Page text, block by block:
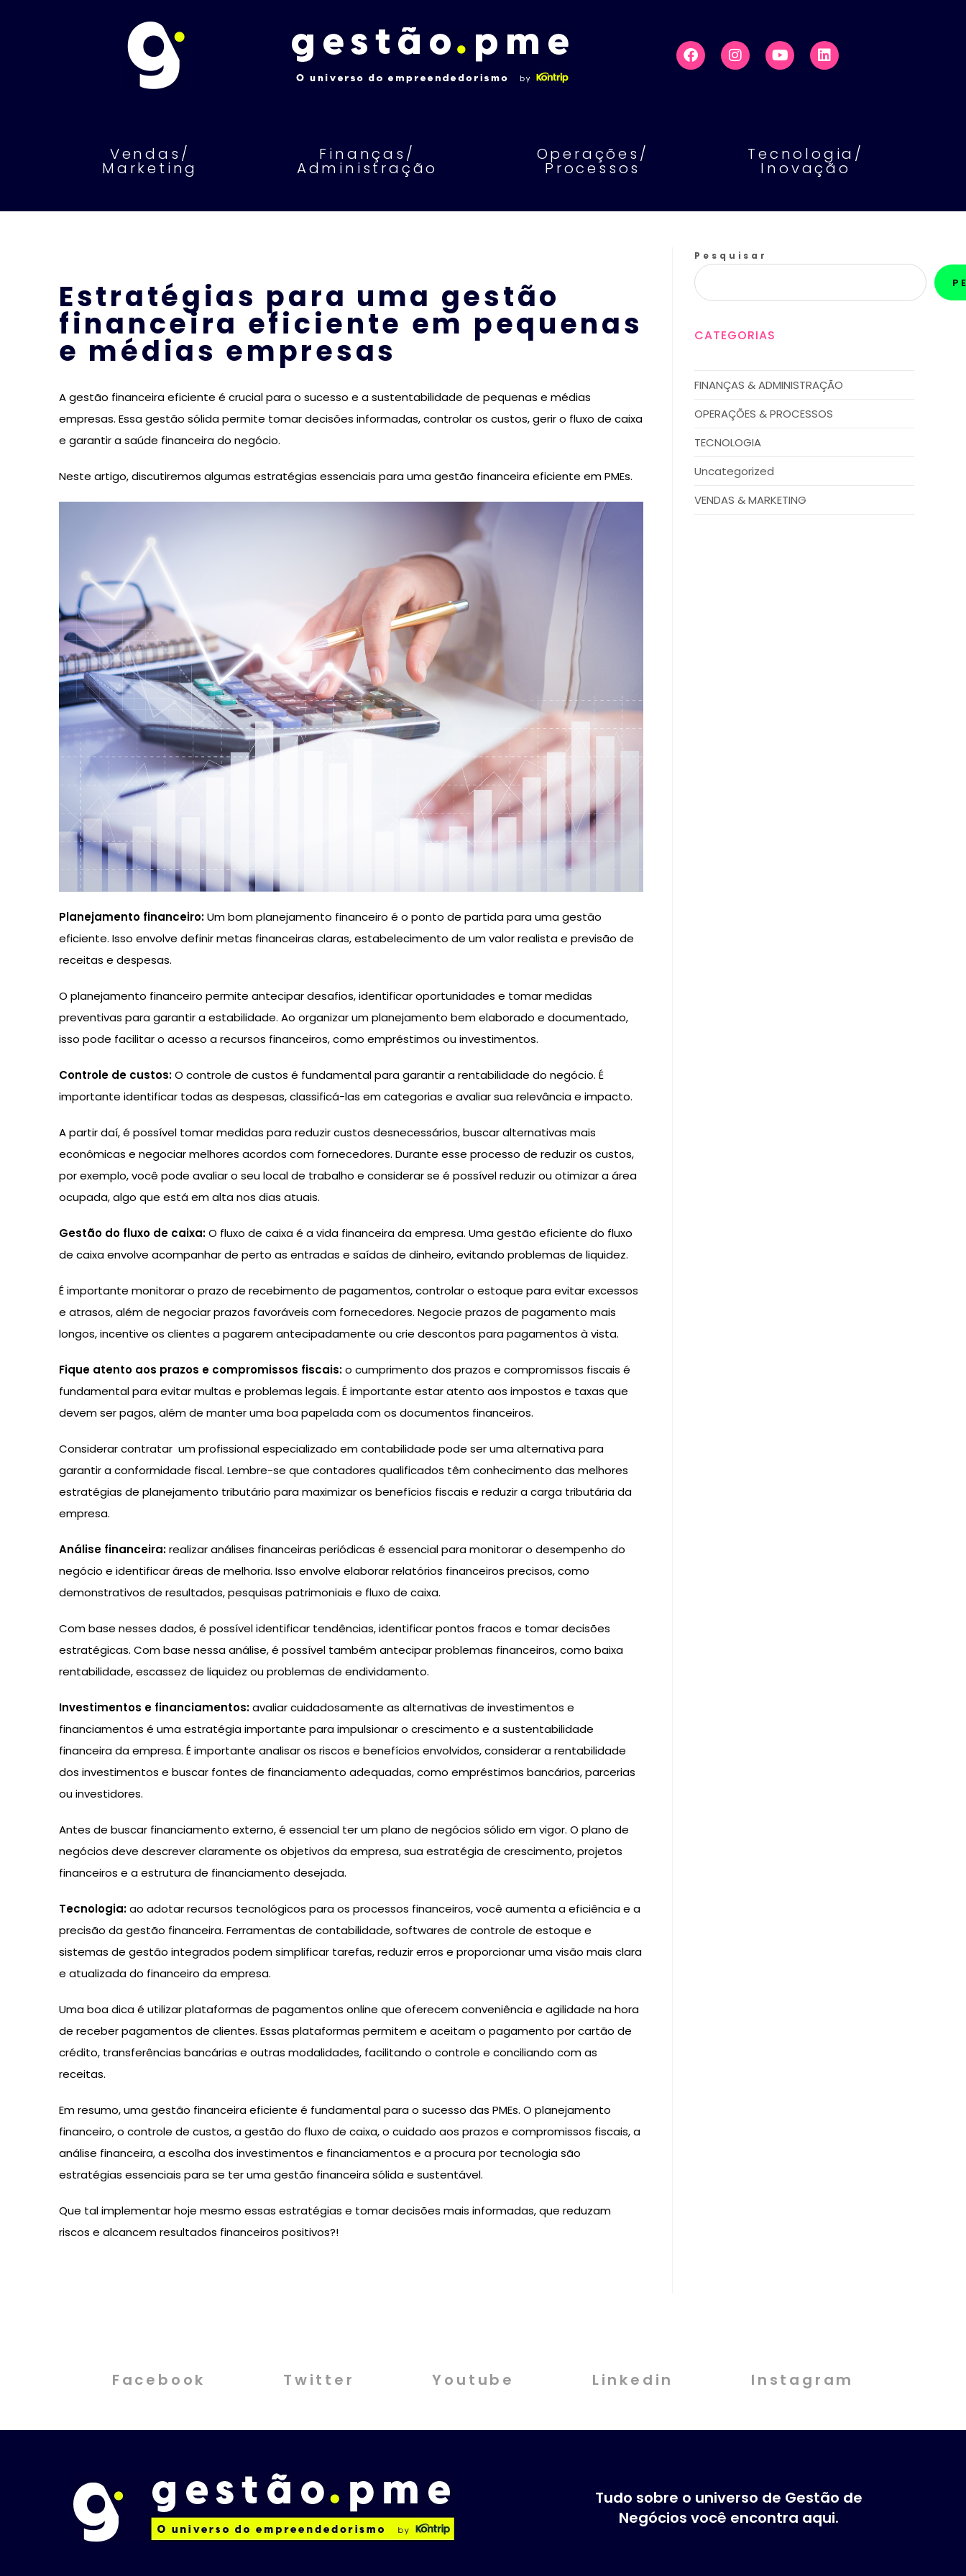
Vendas/
Marketing
Finanças/
Administração
Operações/
Processos
Tecnologia/
Inovação
Estratégias para uma gestão
financeira eficiente em pequenas
e médias empresas
A gestão financeira eficiente é crucial para o sucesso e a sustentabilidade de pequenas e médias
empresas. Essa gestão sólida permite tomar decisões informadas, controlar os custos, gerir o fluxo de caixa
e garantir a saúde financeira do negócio.
Neste artigo, discutiremos algumas estratégias essenciais para uma gestão financeira eficiente em PMEs.
Planejamento financeiro:Um bom planejamento financeiro é o ponto de partida para uma gestão
eficiente. Isso envolve definir metas financeiras claras, estabelecimento de um valor realista e previsão de
receitas e despesas.
O planejamento financeiro permite antecipar desafios, identificar oportunidades e tomar medidas
preventivas para garantir a estabilidade. Ao organizar um planejamento bem elaborado e documentado,
isso pode facilitar o acesso a recursos financeiros, como empréstimos ou investimentos.
Controle de custos:O controle de custos é fundamental para garantir a rentabilidade do negócio. É
importante identificar todas as despesas, classificá-las em categorias e avaliar sua relevância e impacto.
A partir daí, é possível tomar medidas para reduzir custos desnecessários, buscar alternativas mais
econômicas e negociar melhores acordos com fornecedores. Durante esse processo de reduzir os custos,
por exemplo, você pode avaliar o seu local de trabalho e considerar se é possível reduzir ou otimizar a área
ocupada, algo que está em alta nos dias atuais.
Gestão do fluxo de caixa:O fluxo de caixa é a vida financeira da empresa. Uma gestão eficiente do fluxo
de caixa envolve acompanhar de perto as entradas e saídas de dinheiro, evitando problemas de liquidez.
É importante monitorar o prazo de recebimento de pagamentos, controlar o estoque para evitar excessos
e atrasos, além de negociar prazos favoráveis com fornecedores. Negocie prazos de pagamento mais
longos, incentive os clientes a pagarem antecipadamente ou crie descontos para pagamentos à vista.
Fique atento aos prazos e compromissos fiscais:o cumprimento dos prazos e compromissos fiscais é
fundamental para evitar multas e problemas legais. É importante estar atento aos impostos e taxas que
devem ser pagos, além de manter uma boa papelada com os documentos financeiros.
Considerar contratar um profissional especializado em contabilidade pode ser uma alternativa para
garantir a conformidade fiscal. Lembre-se que contadores qualificados têm conhecimento das melhores
estratégias de planejamento tributário para maximizar os benefícios fiscais e reduzir a carga tributária da
empresa.
Análise financeira:realizar análises financeiras periódicas é essencial para monitorar o desempenho do
negócio e identificar áreas de melhoria. Isso envolve elaborar relatórios financeiros precisos, como
demonstrativos de resultados, pesquisas patrimoniais e fluxo de caixa.
Com base nesses dados, é possível identificar tendências, identificar pontos fracos e tomar decisões
estratégicas. Com base nessa análise, é possível também antecipar problemas financeiros, como baixa
rentabilidade, escassez de liquidez ou problemas de endividamento.
Investimentos e financiamentos:avaliar cuidadosamente as alternativas de investimentos e
financiamentos é uma estratégia importante para impulsionar o crescimento e a sustentabilidade
financeira da empresa. É importante analisar os riscos e benefícios envolvidos, considerar a rentabilidade
dos investimentos e buscar fontes de financiamento adequadas, como empréstimos bancários, parcerias
ou investidores.
Antes de buscar financiamento externo, é essencial ter um plano de negócios sólido em vigor. O plano de
negócios deve descrever claramente os objetivos da empresa, sua estratégia de crescimento, projetos
financeiros e a estrutura de financiamento desejada.
Tecnologia:ao adotar recursos tecnológicos para os processos financeiros, você aumenta a eficiência e a
precisão da gestão financeira. Ferramentas de contabilidade, softwares de controle de estoque e
sistemas de gestão integrados podem simplificar tarefas, reduzir erros e proporcionar uma visão mais clara
e atualizada do financeiro da empresa.
Uma boa dica é utilizar plataformas de pagamentos online que oferecem conveniência e agilidade na hora
de receber pagamentos de clientes. Essas plataformas permitem e aceitam o pagamento por cartão de
crédito, transferências bancárias e outras modalidades, facilitando o controle e conciliando com as
receitas.
Em resumo, uma gestão financeira eficiente é fundamental para o sucesso das PMEs. O planejamento
financeiro, o controle de custos, a gestão do fluxo de caixa, o cuidado aos prazos e compromissos fiscais, a
análise financeira, a escolha dos investimentos e financiamentos e a procura por tecnologia são
estratégias essenciais para se ter uma gestão financeira sólida e sustentável.
Que tal implementar hoje mesmo essas estratégias e tomar decisões mais informadas, que reduzam
riscos e alcancem resultados financeiros positivos?!
Pesquisar
CATEGORIAS
FINANÇAS & ADMINISTRAÇÃO
OPERAÇÕES & PROCESSOS
TECNOLOGIA
Uncategorized
VENDAS & MARKETING
Facebook Twitter Youtube Linkedin Instagram
Tudo sobre o universo de Gestão de
Negócios você encontra aqui.